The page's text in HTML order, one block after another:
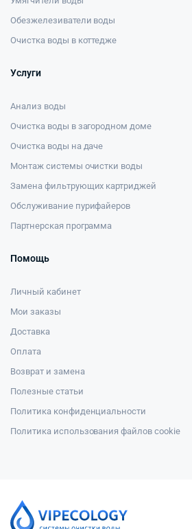
Обезжелезиватели воды
Очистка воды в коттедже
Услуги
Анализ воды
Очистка воды в загородном доме
Очистка воды на даче
Монтаж системы очистки воды
Замена фильтрующих картриджей
Обслуживание пурифайеров
Партнерская программа
Помощь
Личный кабинет
Мои заказы
Доставка
Оплата
Возврат и замена
Полезные статьи
Политика конфиденциальности
Политика использования файлов cookie